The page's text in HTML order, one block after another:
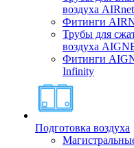
воздуха AIRnet
Фитинги
Трубы для
воздуха
Фитинги
Infinity
Подготовка воздуха